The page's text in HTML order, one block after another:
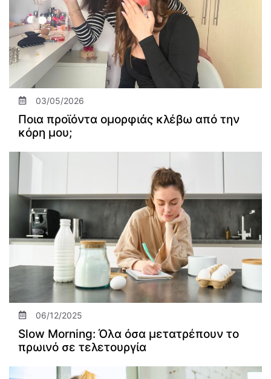
03/05/2026
Ποια προϊόντα ομορφιάς κλέβω από την
κόρη μου;
06/12/2025
Slow Morning: Όλα όσα μετατρέπουν το
πρωινό σε τελετουργία